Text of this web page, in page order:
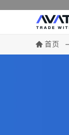
首页